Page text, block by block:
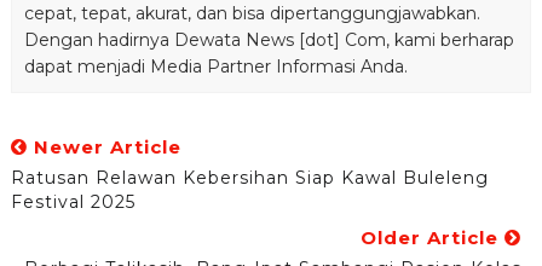
cepat, tepat, akurat, dan bisa dipertanggungjawabkan.
Dengan hadirnya Dewata News [dot] Com, kami berharap
dapat menjadi Media Partner Informasi Anda.
Newer Article
Ratusan Relawan Kebersihan Siap Kawal Buleleng
Festival 2025
Older Article